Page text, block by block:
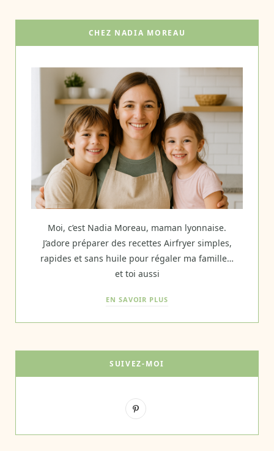
CHEZ NADIA MOREAU
Moi, c’est Nadia Moreau, maman lyonnaise.
J’adore préparer des recettes Airfryer simples,
rapides et sans huile pour régaler ma famille…
et toi aussi
EN SAVOIR PLUS
SUIVEZ-MOI
P